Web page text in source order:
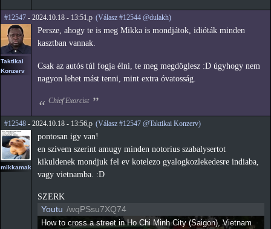
#12547 - 2024.10.18 - 13:51,p (Válasz #12544 @dulakh)
Taktikai
Konzerv
Persze, ahogy te is meg Mikka is mondjátok, idióták minden
kasztban vannak.
Csak az autós túl fogja élni, te meg megdöglesz :D úgyhogy nem
nagyon lehet mást tenni, mint extra óvatosság.
Chief Exorcist
#12548 - 2024.10.18 - 13:56,p (Válasz #12547 @Taktikai Konzerv)
mikkamakka
pontosan igy van!
en szivem szerint amugy minden notorius szabalysertot
kikuldenek mondjuk fel ev kotelezo gyalogkozlekedesre indiaba,
vagy vietnamba. :D
SZERK
Youtu /wqPSsu7XQ74
How to cross a street in Ho Chi Minh City (Saigon), Vietnam